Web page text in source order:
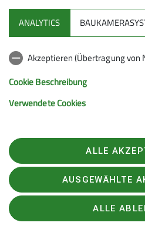
DAV Infos zu Bergsport allgemein
Deutscher Alpenverein (DAV) Friedrichshafen
Telefon +49754122361
Datenschutzerklärung
ANALYTICS
Akzeptieren (Übertragung von
Cookie Beschreibung
Verwendete Cookies
ALLE
AUSGEWÄHLTE
ALLE